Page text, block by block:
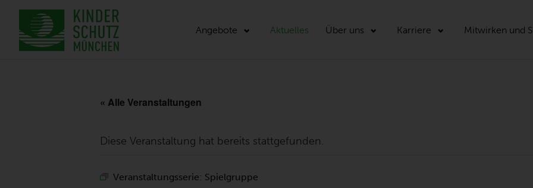
Angebote Aktuelles Über uns Karriere Mitwirken und
« Alle Veranstaltungen
Diese Veranstaltung hat bereits stattgefunden.
Veranstaltungsserie: Spielgruppe